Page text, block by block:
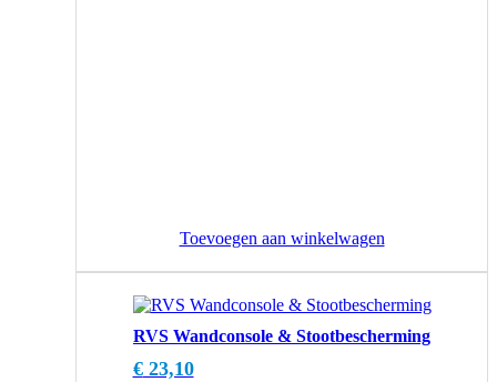
Toevoegen aan winkelwagen
RVS Wandconsole & Stootbescherming
€23,10